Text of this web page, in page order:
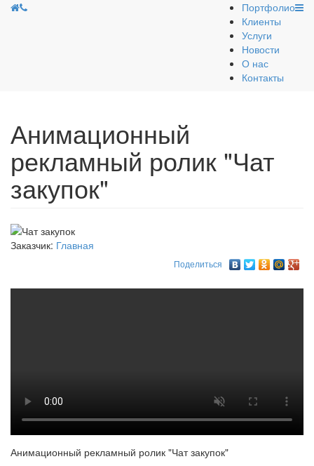
Портфолио
Клиенты
Услуги
Новости
О нас
Контакты
Анимационный
рекламный ролик "Чат
закупок"
Заказчик: Главная
Поделиться
Анимационный рекламный ролик "Чат закупок"